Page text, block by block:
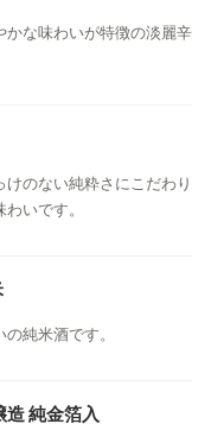
かな味わいが特徴の淡麗辛
のない純粋さにこだわり
いです。
純米酒です。
造 純金箔入